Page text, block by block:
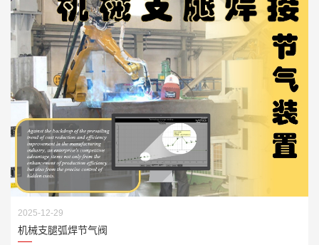
2025-12-29
机械支腿弧焊节气阀